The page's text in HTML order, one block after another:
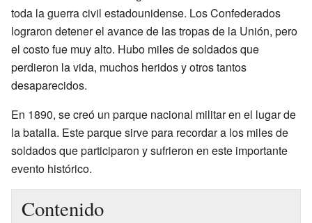
toda la guerra civil estadounidense. Los Confederados
lograron detener el avance de las tropas de la Unión, pero
el costo fue muy alto. Hubo miles de soldados que
perdieron la vida, muchos heridos y otros tantos
desaparecidos.
En 1890, se creó un parque nacional militar en el lugar de
la batalla. Este parque sirve para recordar a los miles de
soldados que participaron y sufrieron en este importante
evento histórico.
Contenido